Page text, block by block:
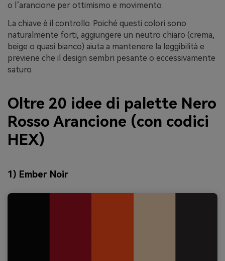
o l’arancione per ottimismo e movimento.
La chiave è il controllo. Poiché questi colori sono
naturalmente forti, aggiungere un neutro chiaro (crema,
beige o quasi bianco) aiuta a mantenere la leggibilità e
previene che il design sembri pesante o eccessivamente
saturo.
Oltre 20 idee di palette Nero
Rosso Arancione (con codici
HEX)
1) Ember Noir